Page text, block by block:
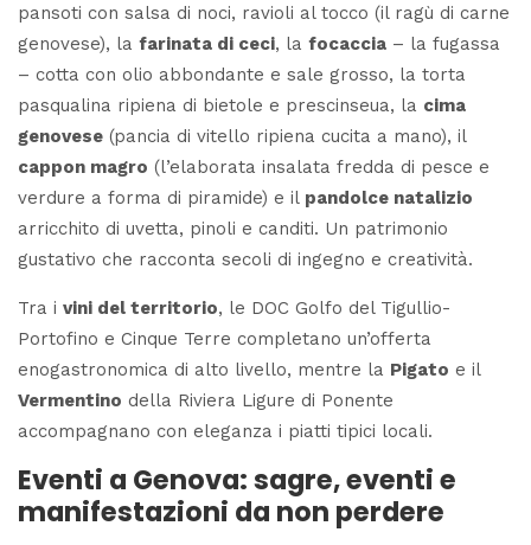
pansoti con salsa di noci, ravioli al tocco (il ragù di carne
genovese), la farinata di ceci, la focaccia – la fugassa
– cotta con olio abbondante e sale grosso, la torta
pasqualina ripiena di bietole e prescinseua, la cima
genovese (pancia di vitello ripiena cucita a mano), il
cappon magro (l’elaborata insalata fredda di pesce e
verdure a forma di piramide) e il pandolce natalizio
arricchito di uvetta, pinoli e canditi. Un patrimonio
gustativo che racconta secoli di ingegno e creatività.
Tra i vini del territorio, le DOC Golfo del Tigullio-
Portofino e Cinque Terre completano un’offerta
enogastronomica di alto livello, mentre la Pigato e il
Vermentino della Riviera Ligure di Ponente
accompagnano con eleganza i piatti tipici locali.
Eventi a Genova: sagre, eventi e
manifestazioni da non perdere